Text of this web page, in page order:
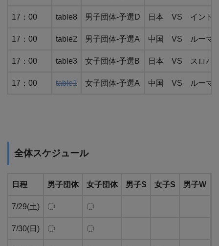
17：00 table8 男子団体-予選D 日本 VS インド
17：00 table2 男子団体-予選A 中国 VS ルーマ
17：00 table3 女子団体-予選B 日本 VS スロバ
17：00 table1 女子団体-予選A 中国 VS ルーマ
全体スケジュール
日程 男子団体 女子団体 男子S 女子S 男子W
7/29(土) 〇 〇
7/30(日) 〇 〇